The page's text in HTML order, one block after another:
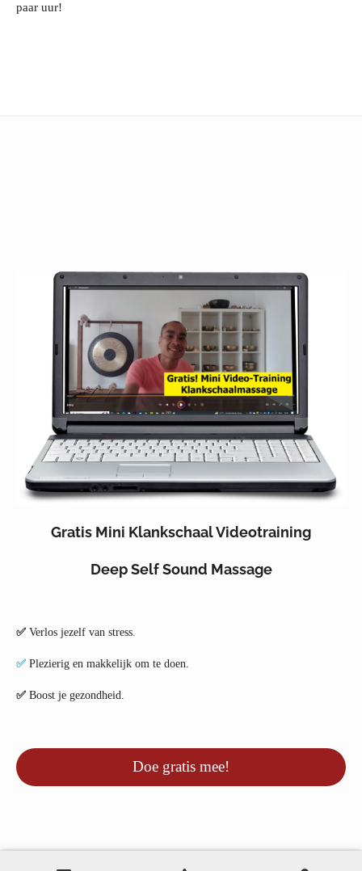
paar uur!
Gratis Mini Klankschaal Videotraining
Deep Self Sound Massage
✅ Verlos jezelf van stress.
✅ Plezierig en makkelijk om te doen.
✅ Boost je gezondheid.
Doe gratis mee!